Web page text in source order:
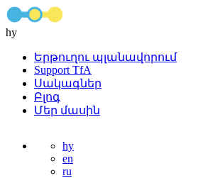
hy
Երթուղու պլանավորում
Support TfA
Սակագներ
Բլոգ
Մեր մասին
hy
en
ru